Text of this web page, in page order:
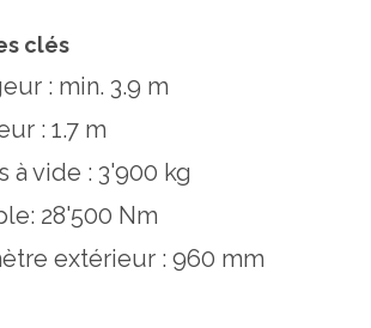
clés
: min. 3.9 m
: 1.7 m
à vide : 3'900 kg
28'500 Nm
extérieur : 960 mm